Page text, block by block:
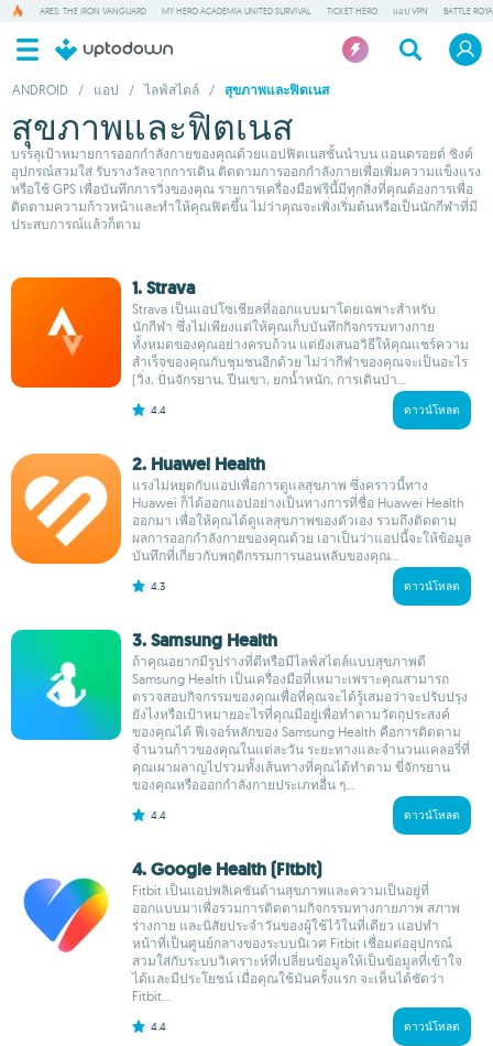
ARES: THE IRON VANGUARD MY HERO ACADEMIA UNITED SURVIVAL TICKET HERO แอป VPN BATTLE
ANDROID / แอป / ไลฟ์สไตล์ / สุขภาพและฟิตเนส
สุขภาพและฟิตเนส
บรรลุเป้าหมายการออกกำลังกายของคุณด้วยแอปฟิตเนสชั้นนำบน แอนดรอยด์ ซิงค์
อุปกรณ์สวมใส่ รับรางวัลจากการเดิน ติดตามการออกกำลังกายเพื่อเพิ่มความแข็งแรง
หรือใช้ GPS เพื่อบันทึกการวิ่งของคุณ รายการเครื่องมือฟรีนี้มีทุกสิ่งที่คุณต้องการเพื่อ
ติดตามความก้าวหน้าและทำให้คุณฟิตขึ้น ไม่ว่าคุณจะเพิ่งเริ่มต้นหรือเป็นนักกีฬาที่มี
ประสบการณ์แล้วก็ตาม
1. Strava
Strava เป็นแอปโซเชียลที่ออกแบบมาโดยเฉพาะสำหรับ
นักกีฬา ซึ่งไม่เพียงแต่ให้คุณเก็บบันทึกกิจกรรมทางกาย
ทั้งหมดของคุณอย่างครบถ้วน แต่ยังเสนอวิธีให้คุณแชร์ความ
สำเร็จของคุณกับชุมชนอีกด้วย ไม่ว่ากีฬาของคุณจะเป็นอะไร
(วิ่ง, ปั่นจักรยาน, ปีนเขา, ยกน้ำหนัก, การเดินป่า...
4.4 ดาวน์โหลด
2. Huawei Health
แรงไม่หยุดกับแอปเพื่อการดูแลสุขภาพ ซึ่งคราวนี้ทาง
Huawei ก็ได้ออกแอปอย่างเป็นทางการที่ชื่อ Huawei Health
ออกมา เพื่อให้คุณได้ดูแลสุขภาพของตัวเอง รวมถึงติดตาม
ผลการออกกำลังกายของคุณด้วย เอาเป็นว่าแอปนี้จะให้ข้อมูล
บันทึกที่เกี่ยวกับพฤติกรรมการนอนหลับของคุณ...
4.3 ดาวน์โหลด
3. Samsung Health
ถ้าคุณอยากมีรูปร่างที่ดีหรือมีไลฟ์สไตล์แบบสุขภาพดี
Samsung Health เป็นเครื่องมือที่เหมาะเพราะคุณสามารถ
ตรวจสอบกิจกรรมของคุณเพื่อที่คุณจะได้รู้เสมอว่าจะปรับปรุง
ยังไงหรือเป้าหมายอะไรที่คุณมีอยู่เพื่อทำตามวัตถุประสงค์
ของคุณได้ ฟีเจอร์หลักของ Samsung Health คือการติดตาม
จำนวนก้าวของคุณในแต่ละวัน ระยะทางและจำนวนแคลอรี่ที่
คุณเผาผลาญไปรวมทั้งเส้นทางที่คุณได้ทำตาม ขี่จักรยาน
ของคุณหรือออกกำลังกายประเภทอื่น ๆ...
4.4 ดาวน์โหลด
4. Google Health (Fitbit)
Fitbit เป็นแอปพลิเคชันด้านสุขภาพและความเป็นอยู่ที่
ออกแบบมาเพื่อรวมการติดตามกิจกรรมทางกายภาพ สภาพ
ร่างกาย และนิสัยประจำวันของผู้ใช้ไว้ในที่เดียว แอปทำ
หน้าที่เป็นศูนย์กลางของระบบนิเวศ Fitbit เชื่อมต่ออุปกรณ์
สวมใส่กับระบบวิเคราะห์ที่เปลี่ยนข้อมูลให้เป็นข้อมูลที่เข้าใจ
ได้และมีประโยชน์ เมื่อคุณใช้มันครั้งแรก จะเห็นได้ชัดว่า
Fitbit...
4.4 ดาวน์โหลด